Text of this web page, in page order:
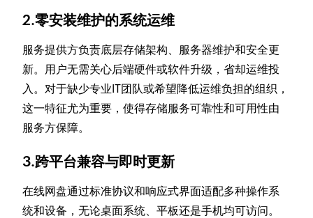
2.零安装维护的系统运维
服务提供方负责底层存储架构、服务器维护和安全更
新。用户无需关心后端硬件或软件升级，省却运维投
入。对于缺少专业IT团队或希望降低运维负担的组织，
这一特征尤为重要，使得存储服务可靠性和可用性由
服务方保障。
3.跨平台兼容与即时更新
在线网盘通过标准协议和响应式界面适配多种操作系
统和设备，无论桌面系统、平板还是手机均可访问。